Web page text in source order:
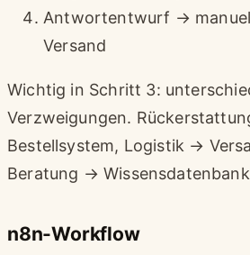
Antwortentwurf →
Versand
Wichtig in Schritt 3:
Verzweigungen.
Bestellsystem, Logistik →
Beratung →
n8n-Workflow